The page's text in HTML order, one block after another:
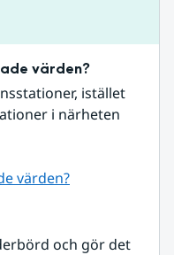
värden?
istället
i närheten
värden?
och gör det